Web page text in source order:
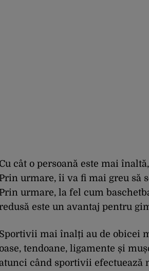
Cu cât o persoană este mai
Prin urmare, îi va fi mai greu să
Prin urmare, la fel cum
este un avantaj pentru
Sportivii mai înalți au de obicei
oase, tendoane, ligamente și
când sportivii efectuează